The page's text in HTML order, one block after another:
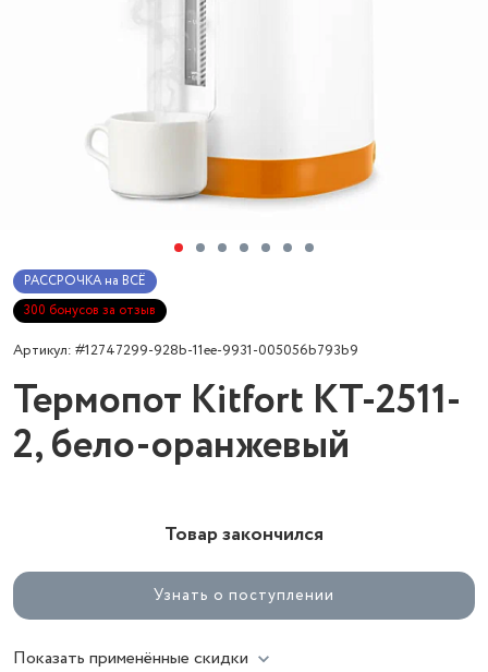
РАССРОЧКА на ВСЁ
300 бонусов за отзыв
Артикул: #12747299-928b-11ee-9931-005056b793b9
Термопот Kitfort КТ-2511-
2, бело-оранжевый
Товар закончился
Узнать о поступлении
Показать применённые скидки